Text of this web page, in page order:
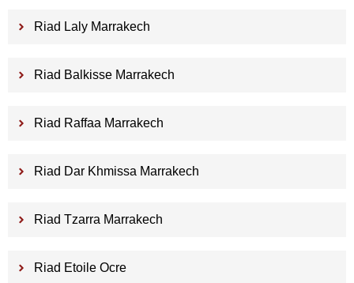
Riad Laly Marrakech
Riad Balkisse Marrakech
Riad Raffaa Marrakech
Riad Dar Khmissa Marrakech
Riad Tzarra Marrakech
Riad Etoile Ocre